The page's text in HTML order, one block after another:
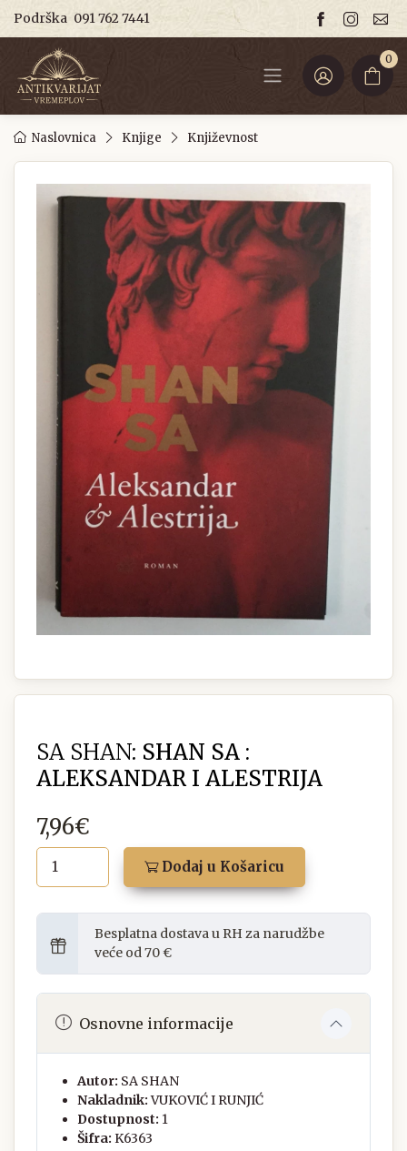
Podrška 091 762 7441
0
Naslovnica Knjige Književnost
SA SHAN: SHAN SA :
ALEKSANDAR I ALESTRIJA
7,96€
Dodaj u Košaricu
Besplatna dostava u RH za narudžbe
veće od 70 €
Osnovne informacije
Autor: SA SHAN
Nakladnik: VUKOVIĆ I RUNJIĆ
Dostupnost: 1
Šifra: K6363